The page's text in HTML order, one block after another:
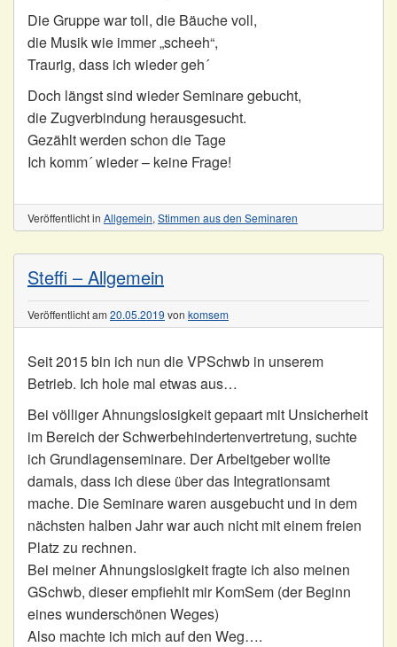
Die Gruppe war toll, die Bäuche voll,
die Musik wie immer „scheeh“,
Traurig, dass ich wieder geh´
Doch längst sind wieder Seminare gebucht,
die Zugverbindung herausgesucht.
Gezählt werden schon die Tage
Ich komm´ wieder – keine Frage!
Veröffentlicht in Allgemein, Stimmen aus den Seminaren
Steffi – Allgemein
Veröffentlicht am 20.05.2019 von komsem
Seit 2015 bin ich nun die VPSchwb in unserem
Betrieb. Ich hole mal etwas aus…
Bei völliger Ahnungslosigkeit gepaart mit Unsicherheit
im Bereich der Schwerbehindertenvertretung, suchte
ich Grundlagenseminare. Der Arbeitgeber wollte
damals, dass ich diese über das Integrationsamt
mache. Die Seminare waren ausgebucht und in dem
nächsten halben Jahr war auch nicht mit einem freien
Platz zu rechnen.
Bei meiner Ahnungslosigkeit fragte ich also meinen
GSchwb, dieser empfiehlt mir KomSem (der Beginn
eines wunderschönen Weges)
Also machte ich mich auf den Weg….